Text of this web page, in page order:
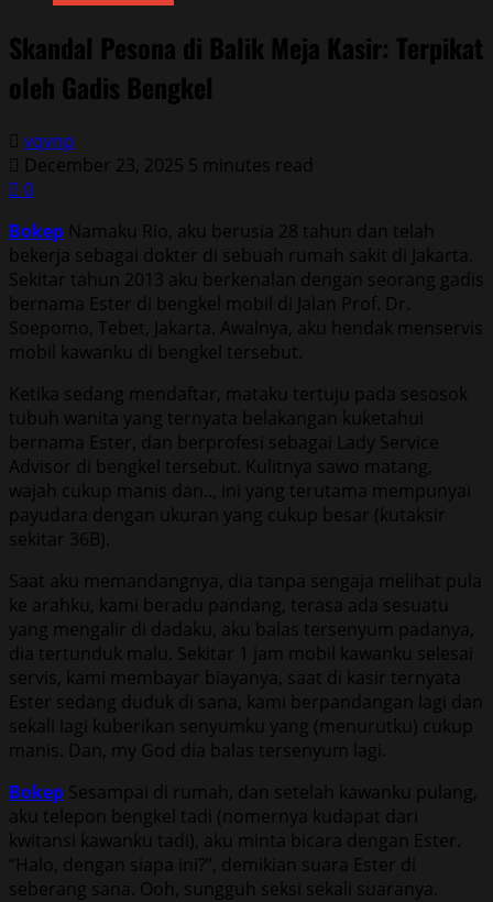
Skandal Pesona di Balik Meja Kasir: Terpikat
oleh Gadis Bengkel
vqvnp
December 23, 2025 5 minutes read
0
Bokep Namaku Rio, aku berusia 28 tahun dan telah
bekerja sebagai dokter di sebuah rumah sakit di Jakarta.
Sekitar tahun 2013 aku berkenalan dengan seorang gadis
bernama Ester di bengkel mobil di Jalan Prof. Dr.
Soepomo, Tebet, Jakarta. Awalnya, aku hendak menservis
mobil kawanku di bengkel tersebut.
Ketika sedang mendaftar, mataku tertuju pada sesosok
tubuh wanita yang ternyata belakangan kuketahui
bernama Ester, dan berprofesi sebagai Lady Service
Advisor di bengkel tersebut. Kulitnya sawo matang,
wajah cukup manis dan.., ini yang terutama mempunyai
payudara dengan ukuran yang cukup besar (kutaksir
sekitar 36B).
Saat aku memandangnya, dia tanpa sengaja melihat pula
ke arahku, kami beradu pandang, terasa ada sesuatu
yang mengalir di dadaku, aku balas tersenyum padanya,
dia tertunduk malu. Sekitar 1 jam mobil kawanku selesai
servis, kami membayar biayanya, saat di kasir ternyata
Ester sedang duduk di sana, kami berpandangan lagi dan
sekali lagi kuberikan senyumku yang (menurutku) cukup
manis. Dan, my God dia balas tersenyum lagi.
Bokep Sesampai di rumah, dan setelah kawanku pulang,
aku telepon bengkel tadi (nomernya kudapat dari
kwitansi kawanku tadi), aku minta bicara dengan Ester.
“Halo, dengan siapa ini?”, demikian suara Ester di
seberang sana. Ooh, sungguh seksi sekali suaranya.